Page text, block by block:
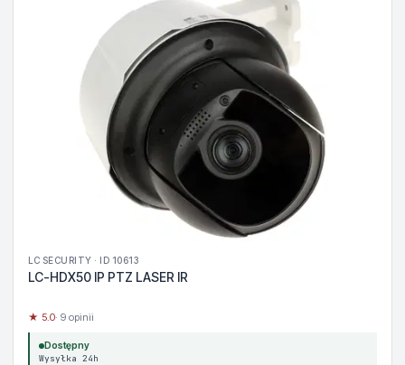
LC SECURITY · ID 10613
LC-HDX50 IP PTZ LASER IR
★ 5.0· 9 opinii
Dostępny
Wysyłka 24h